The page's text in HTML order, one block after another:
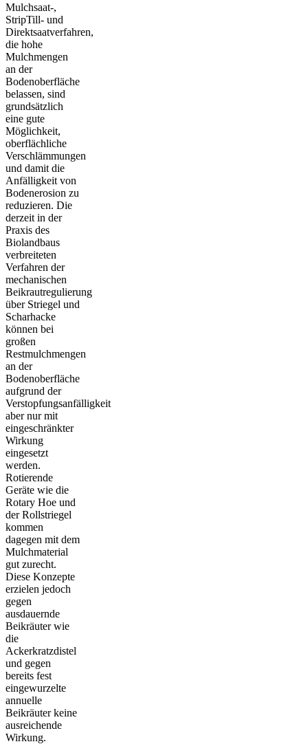
Mulchsaat-,
StripTill- und
Direktsaatverfahren,
die hohe
Mulchmengen
an der
Bodenoberfläche
belassen, sind
grundsätzlich
eine gute
Möglichkeit,
oberflächliche
Verschlämmungen
und damit die
Anfälligkeit von
Bodenerosion zu
reduzieren. Die
derzeit in der
Praxis des
Biolandbaus
verbreiteten
Verfahren der
mechanischen
Beikrautregulierung
über Striegel und
Scharhacke
können bei
großen
Restmulchmengen
an der
Bodenoberfläche
aufgrund der
Verstopfungsanfälligkeit
aber nur mit
eingeschränkter
Wirkung
eingesetzt
werden.
Rotierende
Geräte wie die
Rotary Hoe und
der Rollstriegel
kommen
dagegen mit dem
Mulchmaterial
gut zurecht.
Diese Konzepte
erzielen jedoch
gegen
ausdauernde
Beikräuter wie
die
Ackerkratzdistel
und gegen
bereits fest
eingewurzelte
annuelle
Beikräuter keine
ausreichende
Wirkung.